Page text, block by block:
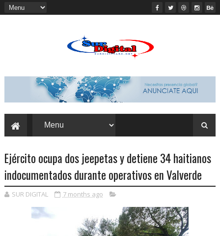
Ejército ocupa dos jeepetas y detiene 34 haitianos
indocumentados durante operativos en Valverde
SUR DIGITAL 7 months ago